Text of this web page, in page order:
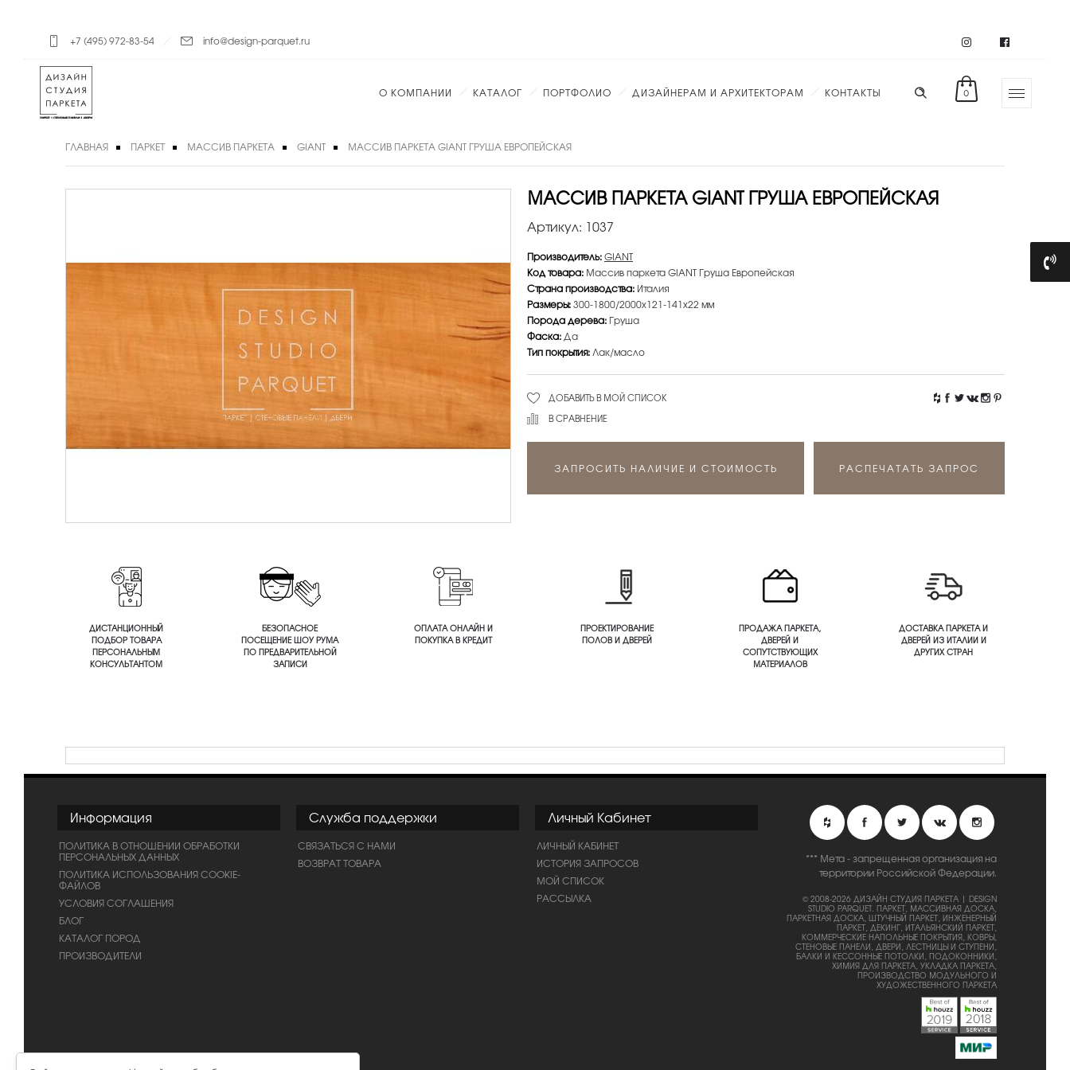
+7 (495) 972-83-54 info@design-parquet.ru
0
О КОМПАНИИ КАТАЛОГ ПОРТФОЛИО ДИЗАЙНЕРАМ И АРХИТЕКТОРАМ КОНТАКТЫ
ГЛАВНАЯ ПАРКЕТ МАССИВ ПАРКЕТА GIANT МАССИВ ПАРКЕТА GIANT ГРУША ЕВРОПЕЙСКАЯ
МАССИВ ПАРКЕТА GIANT ГРУША ЕВРОПЕЙСКАЯ
Артикул: 1037
Производитель:GIANT
Код товара: Массив паркета GIANT Груша Европейская
Страна производства: Италия
Размеры:300-1800/2000х121-141х22 мм
Порода дерева: Груша
Фаска:Да
Тип покрытия:Лак/масло
ДОБАВИТЬ В МОЙ СПИСОК
В СРАВНЕНИЕ
ЗАПРОСИТЬ НАЛИЧИЕ И СТОИМОСТЬ РАСПЕЧАТАТЬ ЗАПРОС
ДИСТАНЦИОННЫЙ
ПОДБОР ТОВАРА
ПЕРСОНАЛЬНЫМ
КОНСУЛЬТАНТОМ
БЕЗОПАСНОЕ
ПОСЕЩЕНИЕ ШОУ РУМА
ПО ПРЕДВАРИТЕЛЬНОЙ
ЗАПИСИ
ОПЛАТА ОНЛАЙН И
ПОКУПКА В КРЕДИТ
ПРОЕКТИРОВАНИЕ
ПОЛОВ И ДВЕРЕЙ
ПРОДАЖА ПАРКЕТА,
ДВЕРЕЙ И
СОПУТСТВУЮЩИХ
МАТЕРИАЛОВ
ДОСТАВКА ПАРКЕТА И
ДВЕРЕЙ ИЗ ИТАЛИИ И
ДРУГИХ СТРАН
Информация
ПОЛИТИКА В ОТНОШЕНИИ ОБРАБОТКИ
ПЕРСОНАЛЬНЫХ ДАННЫХ
ПОЛИТИКА ИСПОЛЬЗОВАНИЯ COOKIE-
ФАЙЛОВ
УСЛОВИЯ СОГЛАШЕНИЯ
БЛОГ
КАТАЛОГ ПОРОД
ПРОИЗВОДИТЕЛИ
Служба поддержки
СВЯЗАТЬСЯ С НАМИ
ВОЗВРАТ ТОВАРА
Личный Кабинет
ЛИЧНЫЙ КАБИНЕТ
ИСТОРИЯ ЗАПРОСОВ
МОЙ СПИСОК
РАССЫЛКА
*** Мета - запрещенная организация на
территории Российской Федерации.
© 2008-2026 ДИЗАЙН СТУДИЯ ПАРКЕТА | DESIGN
STUDIO PARQUET. ПАРКЕТ, МАССИВНАЯ ДОСКА,
ПАРКЕТНАЯ ДОСКА, ШТУЧНЫЙ ПАРКЕТ, ИНЖЕНЕРНЫЙ
ПАРКЕТ, ДЕКИНГ, ИТАЛЬЯНСКИЙ ПАРКЕТ,
КОММЕРЧЕСКИЕ НАПОЛЬНЫЕ ПОКРЫТИЯ, КОВРЫ,
СТЕНОВЫЕ ПАНЕЛИ, ДВЕРИ, ЛЕСТНИЦЫ И СТУПЕНИ,
БАЛКИ И КЕССОННЫЕ ПОТОЛКИ, ПОДОКОННИКИ,
ХИМИЯ ДЛЯ ПАРКЕТА, УКЛАДКА ПАРКЕТА,
ПРОИЗВОДСТВО МОДУЛЬНОГО И
ХУДОЖЕСТВЕННОГО ПАРКЕТА